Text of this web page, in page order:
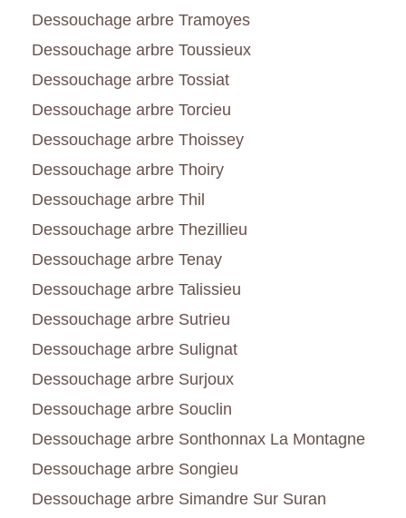
Dessouchage arbre Tramoyes
Dessouchage arbre Toussieux
Dessouchage arbre Tossiat
Dessouchage arbre Torcieu
Dessouchage arbre Thoissey
Dessouchage arbre Thoiry
Dessouchage arbre Thil
Dessouchage arbre Thezillieu
Dessouchage arbre Tenay
Dessouchage arbre Talissieu
Dessouchage arbre Sutrieu
Dessouchage arbre Sulignat
Dessouchage arbre Surjoux
Dessouchage arbre Souclin
Dessouchage arbre Sonthonnax La Montagne
Dessouchage arbre Songieu
Dessouchage arbre Simandre Sur Suran